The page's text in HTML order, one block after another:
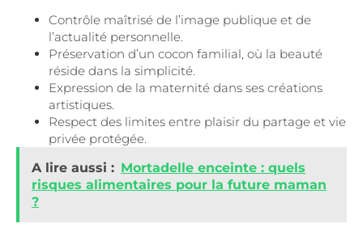
Contrôle maîtrisé de l’image publique et de
l’actualité personnelle.
Préservation d’un cocon familial, où la beauté
réside dans la simplicité.
Expression de la maternité dans ses créations
artistiques.
Respect des limites entre plaisir du partage et vie
privée protégée.
A lire aussi : Mortadelle enceinte : quels
risques alimentaires pour la future maman
?